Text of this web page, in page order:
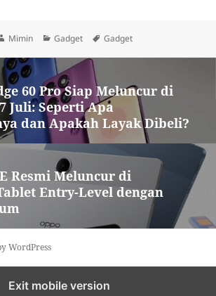
Author
Mimin Categories
Gadget Tags
Gadget
60 Pro Siap Meluncur di
Juli: Seperti Apa
dan Apakah Layak Dibeli?
Resmi Meluncur di
Entry-Level dengan
WordPress
Exit mobile version